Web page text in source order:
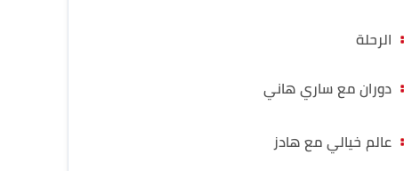
الرحلة
دوران مع ساري هاني
عالم خيالي مع هادز